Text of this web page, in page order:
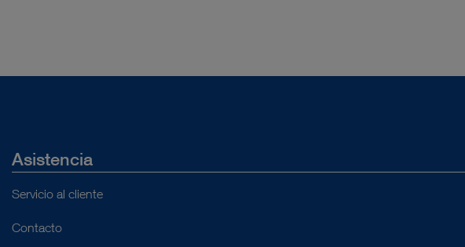
Asistencia
Servicio al cliente
Contacto